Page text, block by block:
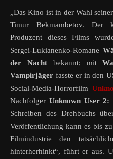
„Das Kino ist in der Wahl
Timur Bekmambetov. Der
Produzent dieses Films
Sergei-Lukianenko-Romane
der Nachtbekannt; mit
Vampirjäger fasste er in den
Social-Media-Horrorfilm
Nachfolger Unknown User 2:
Schreiben des Drehbuchs
Veröffentlichung kann es bis
Filmindustrie den
hinterherhinkt“, führt er aus.